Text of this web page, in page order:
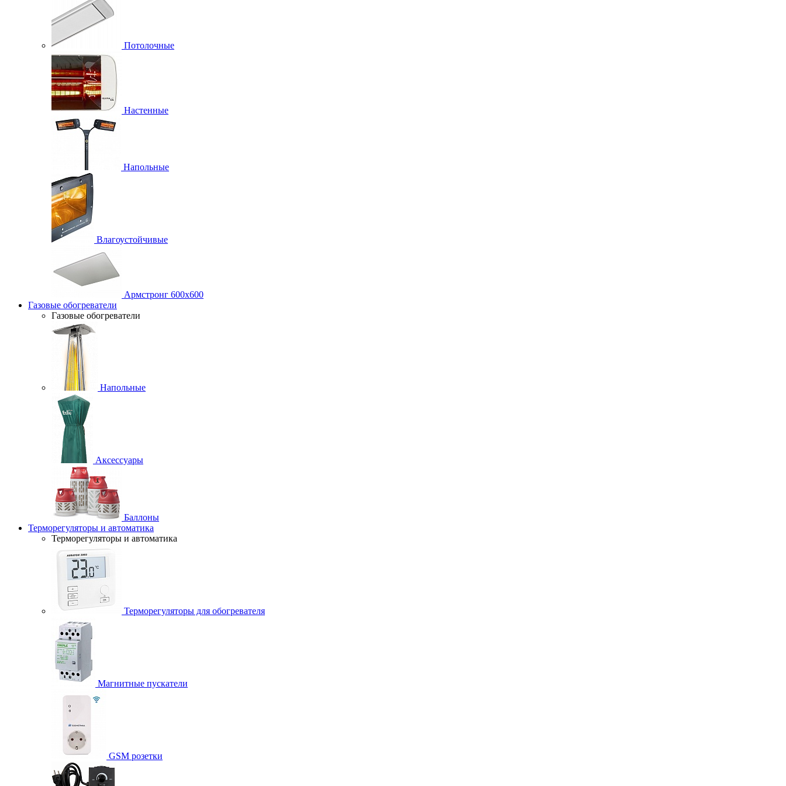
Потолочные
Настенные
Напольные
Влагоустойчивые
Армстронг 600х600
Газовые обогреватели
Газовые обогреватели
Напольные
Аксессуары
Баллоны
Терморегуляторы и автоматика
Терморегуляторы и автоматика
Терморегуляторы для обогревателя
Магнитные пускатели
GSM розетки